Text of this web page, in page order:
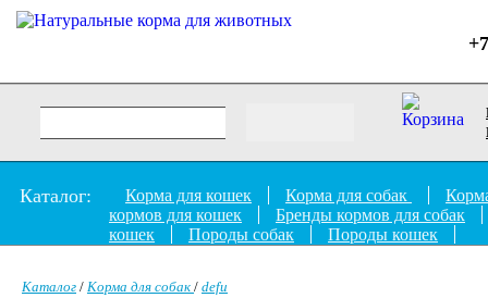
Каталог: Корма для кошек Корма для собак
кормов для кошек
Бренды кормов для собак
кошек
Породы собак Породы кошек
Каталог / Корма для собак / defu